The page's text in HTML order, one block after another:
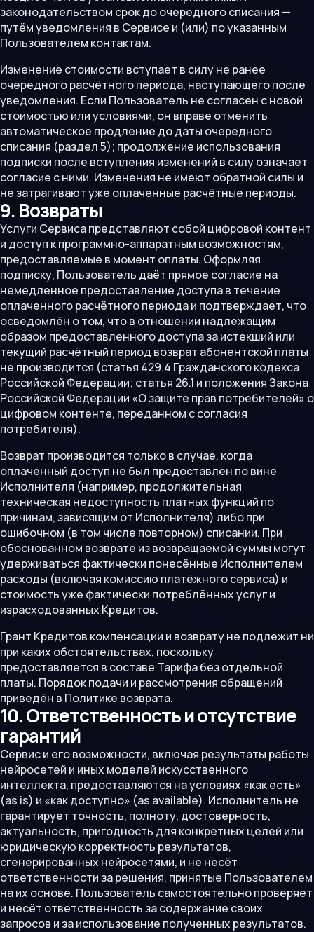
законодательством срок до очередного списания —
путём уведомления в Сервисе и (или) по указанным
Пользователем контактам.
Изменение стоимости вступает в силу не ранее
очередного расчётного периода, наступающего после
уведомления. Если Пользователь не согласен с новой
стоимостью или условиями, он вправе отменить
автоматическое продление до даты очередного
списания (раздел 5); продолжение использования
подписки после вступления изменений в силу означает
согласие с ними. Изменения не имеют обратной силы и
не затрагивают уже оплаченные расчётные периоды.
9. Возвраты
Услуги Сервиса представляют собой цифровой контент
и доступ к программно-аппаратным возможностям,
предоставляемые в момент оплаты. Оформляя
подписку, Пользователь даёт прямое согласие на
немедленное предоставление доступа в течение
оплаченного расчётного периода и подтверждает, что
осведомлён о том, что в отношении надлежащим
образом предоставленного доступа за истекший или
текущий расчётный период возврат абонентской платы
не производится (статья 429.4 Гражданского кодекса
Российской Федерации; статья 26.1 и положения Закона
Российской Федерации «О защите прав потребителей» о
цифровом контенте, переданном с согласия
потребителя).
Возврат производится только в случае, когда
оплаченный доступ не был предоставлен по вине
Исполнителя (например, продолжительная
техническая недоступность платных функций по
причинам, зависящим от Исполнителя) либо при
ошибочном (в том числе повторном) списании. При
обоснованном возврате из возвращаемой суммы могут
удерживаться фактически понесённые Исполнителем
расходы (включая комиссию платёжного сервиса) и
стоимость уже фактически потреблённых услуг и
израсходованных Кредитов.
Грант Кредитов компенсации и возврату не подлежит ни
при каких обстоятельствах, поскольку
предоставляется в составе Тарифа без отдельной
платы. Порядок подачи и рассмотрения обращений
приведён в Политике возврата.
10. Ответственность и отсутствие
гарантий
Сервис и его возможности, включая результаты работы
нейросетей и иных моделей искусственного
интеллекта, предоставляются на условиях «как есть»
(as is) и «как доступно» (as available). Исполнитель не
гарантирует точность, полноту, достоверность,
актуальность, пригодность для конкретных целей или
юридическую корректность результатов,
сгенерированных нейросетями, и не несёт
ответственности за решения, принятые Пользователем
на их основе. Пользователь самостоятельно проверяет
и несёт ответственность за содержание своих
запросов и за использование полученных результатов.